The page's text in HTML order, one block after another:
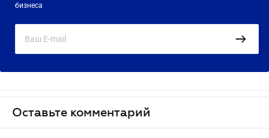
бизнеса
Оставьте комментарий